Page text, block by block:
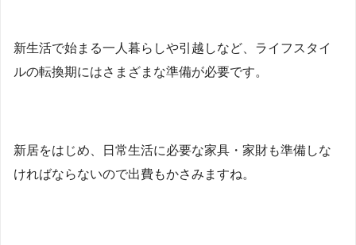
新生活で始まる一人暮らしや引越しなど、ライフスタイ
ルの転換期にはさまざまな準備が必要です。
新居をはじめ、日常生活に必要な家具・家財も準備しな
ければならないので出費もかさみますね。